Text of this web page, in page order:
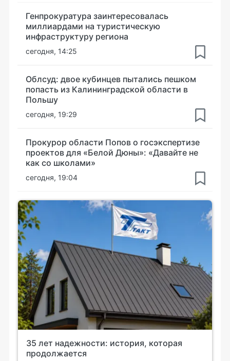
Генпрокуратура заинтересовалась
миллиардами на туристическую
инфраструктуру региона
сегодня, 14:25
Облсуд: двое кубинцев пытались пешком
попасть из Калининградской области в
Польшу
сегодня, 19:29
Прокурор области Попов о госэкспертизе
проектов для «Белой Дюны»: «Давайте не
как со школами»
сегодня, 19:04
35 лет надежности: история, которая
продолжается